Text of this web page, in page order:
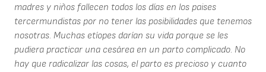
madres y niños fallecen todos los días en los paises
tercermundistas por no tener las posibilidades que tenemos
nosotras. Muchas etíopes darían su vida porque se les
pudiera practicar una cesárea en un parto complicado. No
hay que radicalizar las cosas, el parto es precioso y cuanto